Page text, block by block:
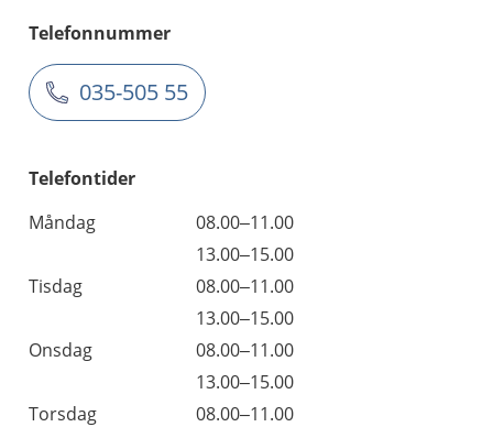
Telefonnummer
035-505 55
Telefontider
Måndag
08.00–11.00
13.00–15.00
Tisdag
08.00–11.00
13.00–15.00
Onsdag
08.00–11.00
13.00–15.00
Torsdag
08.00–11.00